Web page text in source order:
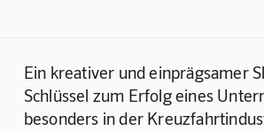
Ein kreativer und einprägsamer
Schlüssel zum Erfolg eines
besonders in der